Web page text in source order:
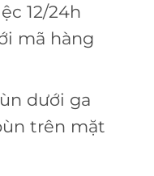
12/24h
mã hàng
dưới ga
trên mặt